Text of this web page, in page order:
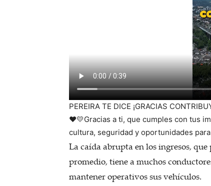
PEREIRA TE DICE ¡GRACIAS
❤️💛Gracias a ti, que cumples con tus
cultura, seguridad y oportunidades
La caída abrupta en los ingresos, que
promedio, tiene a muchos
mantener operativos sus vehículos.